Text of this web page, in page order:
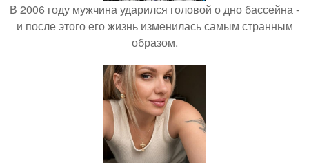
В 2006 году мужчина ударился головой о дно бассейна -
и после этого его жизнь изменилась самым странным
образом.